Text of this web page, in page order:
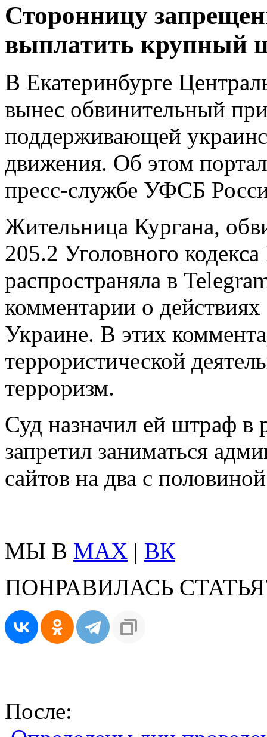
Сторонницу
выплатить крупный
В Екатеринбурге
вынес обвинительный
поддерживающей
движения. Об этом
пресс-службе УФСБ
Жительница Кургана,
205.2 Уголовного
распространяла в
комментарии о
Украине. В этих
террористической
терроризм.
Суд назначил ей штраф в
запретил заниматься
сайтов на два с
МЫ В MAX | ВК
ПОНРАВИЛАСЬ
После: